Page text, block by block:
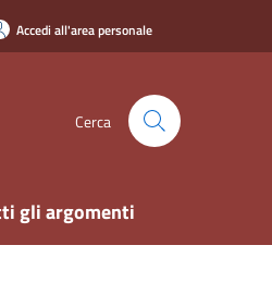
Accedi all'area personale
Cerca
gli argomenti